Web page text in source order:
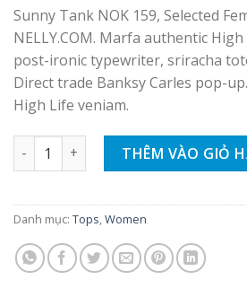
Sunny Tank NOK 159, Selected
NELLY.COM. Marfa authentic
post-ironic typewriter, sriracha
Direct trade Banksy Carles pop-
High Life veniam.
Sunny Tank Selected Femme số
THÊM VÀO GIỎ
Danh mục: Tops,Women